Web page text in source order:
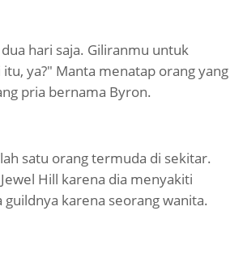
hari saja. Giliranmu untuk
ya?" Manta menatap orang yang
pria bernama Byron.
satu orang termuda di sekitar.
Hill karena dia menyakiti
guildnya karena seorang wanita.